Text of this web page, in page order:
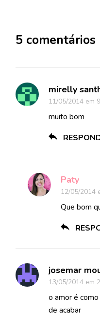
5 comentários
mirelly
11/05/2014 em
muito bom
Paty
12/05/2014
Que bom
josemar
13/05/2014 em
o amor é
de acabar